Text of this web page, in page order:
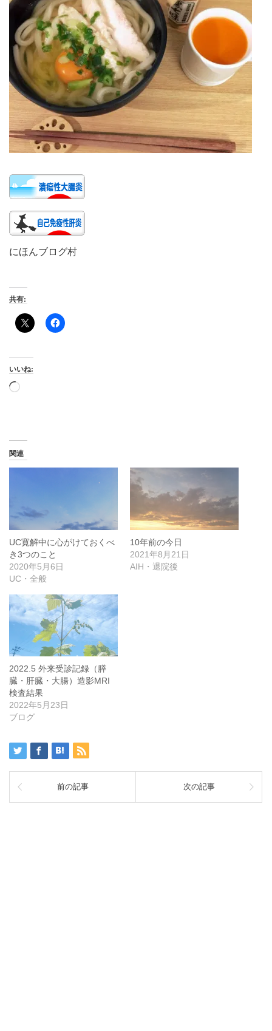
にほんブログ村
共有:
いいね:
読
関連
UC寛解中に心がけておくべ
き3つのこと
2020年5月6日
UC・全般
10年前の今日
2021年8月21日
AIH・退院後
2022.5 外来受診記録（膵
臓・肝臓・大腸）造影MRI
検査結果
2022年5月23日
ブログ
前の記事 次の記事